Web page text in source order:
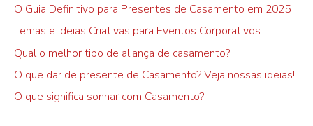
O Guia Definitivo para Presentes de Casamento em 2025
Temas e Ideias Criativas para Eventos Corporativos
Qual o melhor tipo de aliança de casamento?
O que dar de presente de Casamento? Veja nossas ideias!
O que significa sonhar com Casamento?